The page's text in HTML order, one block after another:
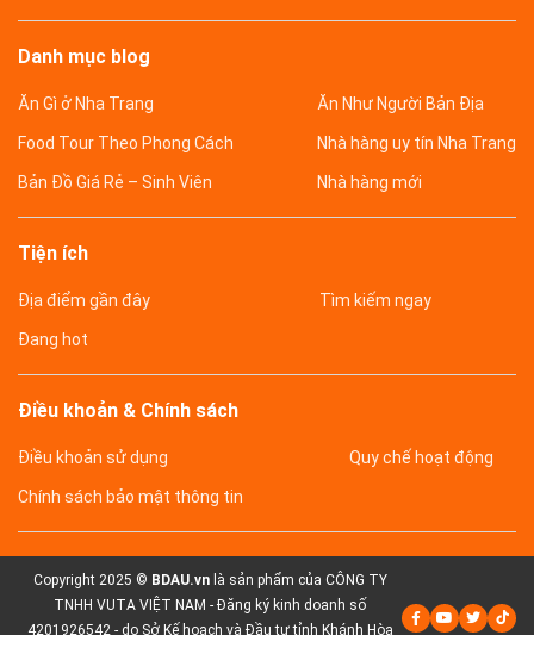
Danh mục blog
Ăn Gì ở Nha Trang Ăn Như Người Bản Địa
Food Tour Theo Phong Cách Nhà hàng uy tín Nha Trang
Bản Đồ Giá Rẻ – Sinh Viên Nhà hàng mới
Tiện ích
Địa điểm gần đây Tìm kiếm ngay
Đang hot
Điều khoản & Chính sách
Điều khoản sử dụng Quy chế hoạt động
Chính sách bảo mật thông tin
Copyright 2025 © BDAU.vnlà sản phẩm của CÔNG TY
TNHH VUTA VIỆT NAM - Đăng ký kinh doanh số
4201926542 - do Sở Kế hoạch và Đầu tư tỉnh Khánh Hòa